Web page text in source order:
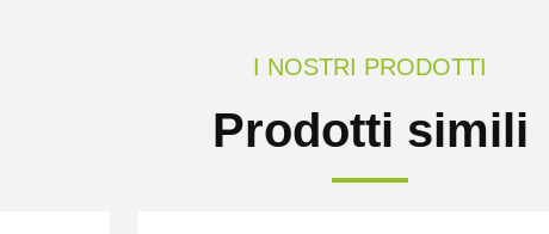
I NOSTRI PRODOTTI
Prodotti simili